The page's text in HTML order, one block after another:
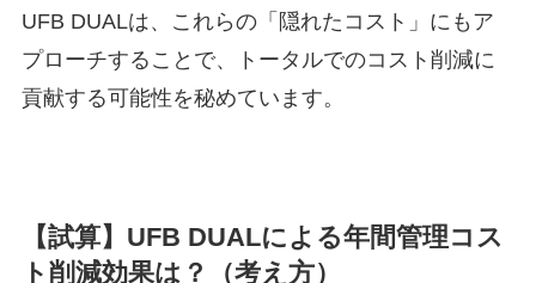
UFB DUALは、これらの「隠れたコスト」にもア
プローチすることで、トータルでのコスト削減に
貢献する可能性を秘めています。
【試算】UFB DUALによる年間管理コス
ト削減効果は？（考え方）